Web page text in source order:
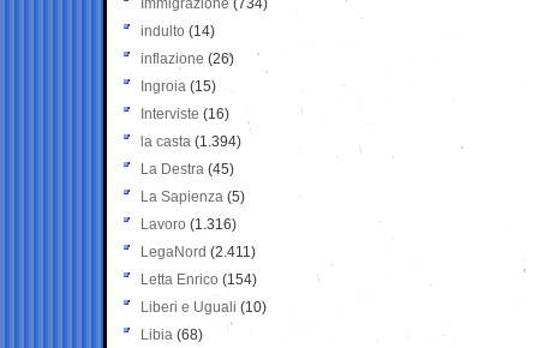
Immigrazione (734)
indulto (14)
inflazione (26)
Ingroia (15)
Interviste (16)
la casta (1.394)
La Destra (45)
La Sapienza (5)
Lavoro (1.316)
LegaNord (2.411)
Letta Enrico (154)
Liberi e Uguali (10)
Libia (68)